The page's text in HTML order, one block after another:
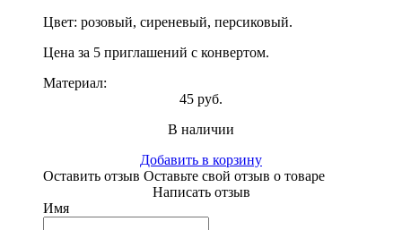
Цвет: розовый, сиреневый, персиковый.
Цена за 5 приглашений с конвертом.
Материал:
45 руб.
В наличии
Добавить в корзину
Оставить отзыв Оставьте свой отзыв о товаре
Написать отзыв
Имя